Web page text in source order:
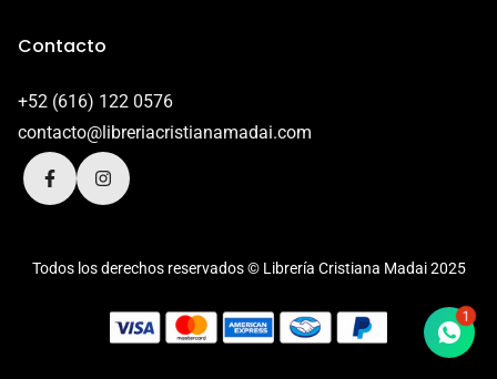
Contacto
+52 (616) 122 0576
contacto@libreriacristianamadai.com
Todos los derechos reservados © Librería Cristiana Madai 2025
1